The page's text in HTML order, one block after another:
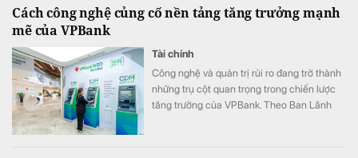
Cách công nghệ củng cố nền tảng tăng trưởng mạnh
mẽ của VPBank
Tài chính
Công nghệ và quản trị rủi ro đang trở thành
những trụ cột quan trọng trong chiến lược
tăng trưởng của VPBank. Theo Ban Lãnh